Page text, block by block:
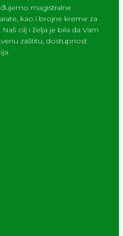
magistralne
kao i brojne kreme za
cilj i želja je bila da Vam
zaštitu, dostupnost